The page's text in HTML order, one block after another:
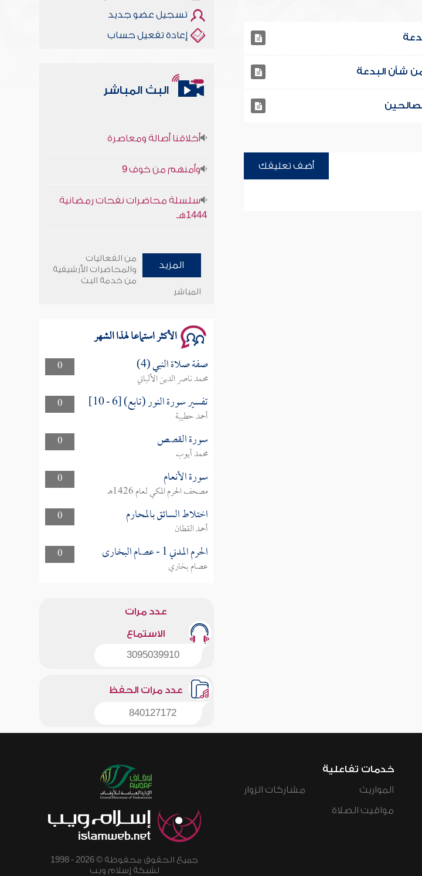
أضف تعليقك
تسجيل عضو جديد
إعادة تفعيل حساب
البث المباشر
1444هـ
وأمنهم من خوف 9
المزيد
من الفعاليات
والمحاضرات الأرشيفية
من خدمة البث
المباشر
الأكثر استماعا لهذا الشهر
0 صفة صلاة النبي (4)
محمد ناصر الدين الألباني
0
تفسير سورة النور (تابع) [6 - 10]
أحمد حطيبة
0
سورة القصص
محمد أيوب
0
سورة الأنعام
مصحف الحرم المكي لعام 1426هـ
0
اختلاط السائق بالمحارم
أحمد القطان
0
الحرم المدني 1 - عصام البخارى
عصام بخاري
عدد مرات
الاستماع
3095039910
عدد مرات الحفظ
840127172
خدمات تفاعلية
المواريث
مواقيت الصلاة
مشاركات الزوار
جميع الحقوق محفوظة © 2026 - 1998
لشبكة إسلام ويب